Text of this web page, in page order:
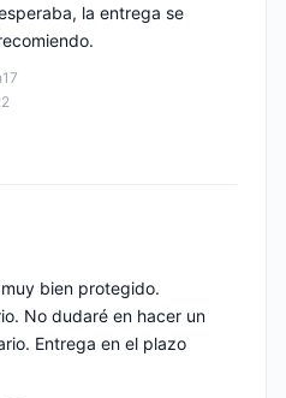
la entrega se
bien protegido.
No dudaré en hacer un
Entrega en el plazo